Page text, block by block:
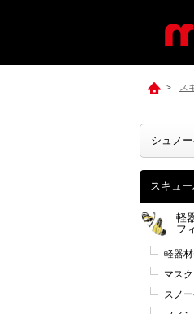
> ス
シュノ
スキュ
軽
フ
軽器
マスク
スノ